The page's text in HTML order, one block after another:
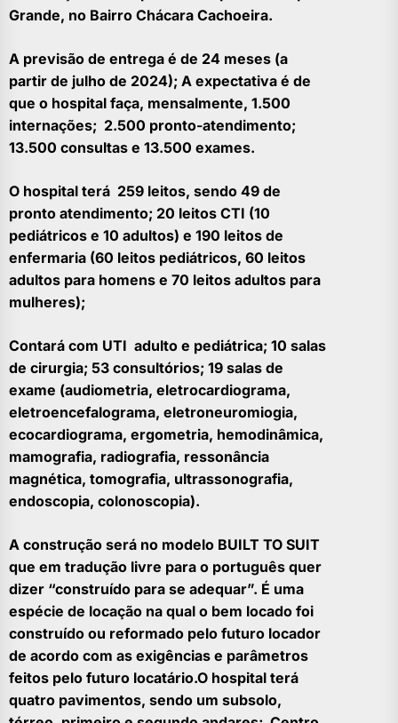
Grande, no Bairro Chácara Cachoeira.
A previsão de entrega é de 24 meses (a
partir de julho de 2024); A expectativa é de
que o hospital faça, mensalmente, 1.500
internações; 2.500 pronto-atendimento;
13.500 consultas e 13.500 exames.
O hospital terá 259 leitos, sendo 49 de
pronto atendimento; 20 leitos CTI (10
pediátricos e 10 adultos) e 190 leitos de
enfermaria (60 leitos pediátricos, 60 leitos
adultos para homens e 70 leitos adultos para
mulheres);
Contará com UTI adulto e pediátrica; 10 salas
de cirurgia; 53 consultórios; 19 salas de
exame (audiometria, eletrocardiograma,
eletroencefalograma, eletroneuromiogia,
ecocardiograma, ergometria, hemodinâmica,
mamografia, radiografia, ressonância
magnética, tomografia, ultrassonografia,
endoscopia, colonoscopia).
A construção será no modelo BUILT TO SUIT
que em tradução livre para o português quer
dizer “construído para se adequar”. É uma
espécie de locação na qual o bem locado foi
construído ou reformado pelo futuro locador
de acordo com as exigências e parâmetros
feitos pelo futuro locatário.O hospital terá
quatro pavimentos, sendo um subsolo,